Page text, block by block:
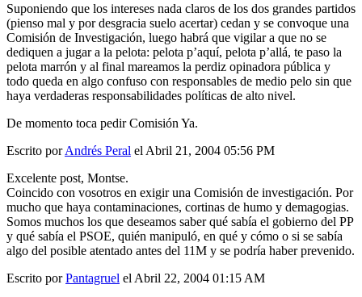
Suponiendo que los intereses nada claros de los dos grandes partidos
(pienso mal y por desgracia suelo acertar) cedan y se convoque una
Comisión de Investigación, luego habrá que vigilar a que no se
dediquen a jugar a la pelota: pelota p’aquí, pelota p’allá, te paso la
pelota marrón y al final mareamos la perdiz opinadora pública y
todo queda en algo confuso con responsables de medio pelo sin que
haya verdaderas responsabilidades políticas de alto nivel.
De momento toca pedir Comisión Ya.
Escrito porAndrés Peral el Abril 21, 2004 05:56 PM
Excelente post, Montse.
Coincido con vosotros en exigir una Comisión de investigación. Por
mucho que haya contaminaciones, cortinas de humo y demagogias.
Somos muchos los que deseamos saber qué sabía el gobierno del PP
y qué sabía el PSOE, quién manipuló, en qué y cómo o si se sabía
algo del posible atentado antes del 11M y se podría haber prevenido.
Escrito porPantagruel el Abril 22, 2004 01:15 AM